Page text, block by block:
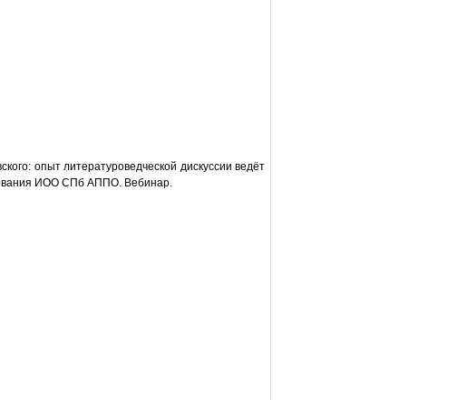
опыт литературоведческой дискуссии ведёт
ИОО СПб АППО. Вебинар.